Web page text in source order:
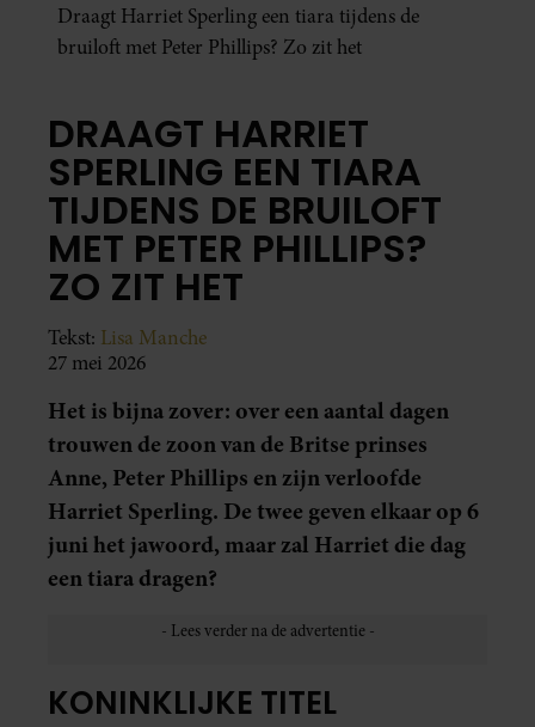
Draagt Harriet Sperling een tiara tijdens de
bruiloft met Peter Phillips? Zo zit het
DRAAGT HARRIET
SPERLING EEN TIARA
TIJDENS DE BRUILOFT
MET PETER PHILLIPS?
ZO ZIT HET
Tekst: Lisa Manche
27 mei 2026
Het is bijna zover: over een aantal dagen
trouwen de zoon van de Britse prinses
Anne, Peter Phillips en zijn verloofde
Harriet Sperling. De twee geven elkaar op 6
juni het jawoord, maar zal Harriet die dag
een tiara dragen?
KONINKLIJKE TITEL